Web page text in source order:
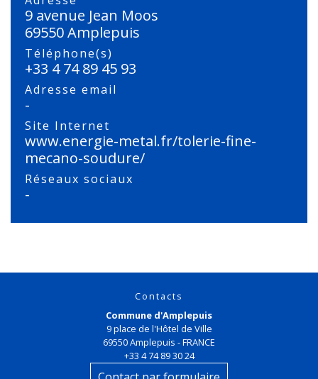
9 avenue Jean Moos
69550 Amplepuis
Téléphone(s)
+33 4 74 89 45 93
Adresse email
-
Site Internet
www.energie-metal.fr/tolerie-fine-
mecano-soudure/
Réseaux sociaux
-
Contacts
Commune d'Amplepuis
9 place de l'Hôtel de Ville
69550 Amplepuis - FRANCE
+33 4 74 89 30 24